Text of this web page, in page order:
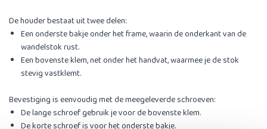
De houder bestaat uit twee delen:
Een onderste bakje onder het frame, waarin de onderkant van de
wandelstok rust.
Een bovenste klem, net onder het handvat, waarmee je de stok
stevig vastklemt.
Bevestiging is eenvoudig met de meegeleverde schroeven:
De lange schroef gebruik je voor de bovenste klem.
De korte schroef is voor het onderste bakje.